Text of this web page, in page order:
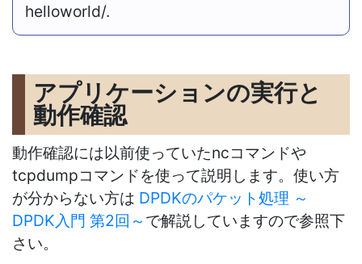
helloworld/.
アプリケーションの実行と
動作確認
動作確認には以前使っていたncコマンドや
tcpdumpコマンドを使って説明します。使い方
が分からない方は DPDKのパケット処理 ～
DPDK入門 第2回～ で解説していますので参照下
さい。